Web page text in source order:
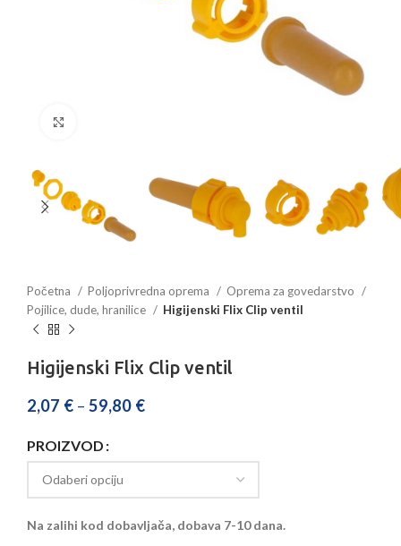
Početna Poljoprivredna oprema
Oprema za govedarstvo
Pojilice, dude, hranilice
Higijenski Flix Clip ventil
Higijenski Flix Clip ventil
2,07 € – 59,80 €
PROIZVOD
Na zalihi kod dobavljača, dobava 7-10 dana.